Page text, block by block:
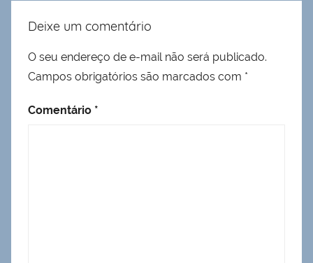
Deixe um comentário
O seu endereço de e-mail não será publicado.
Campos obrigatórios são marcados com *
Comentário *